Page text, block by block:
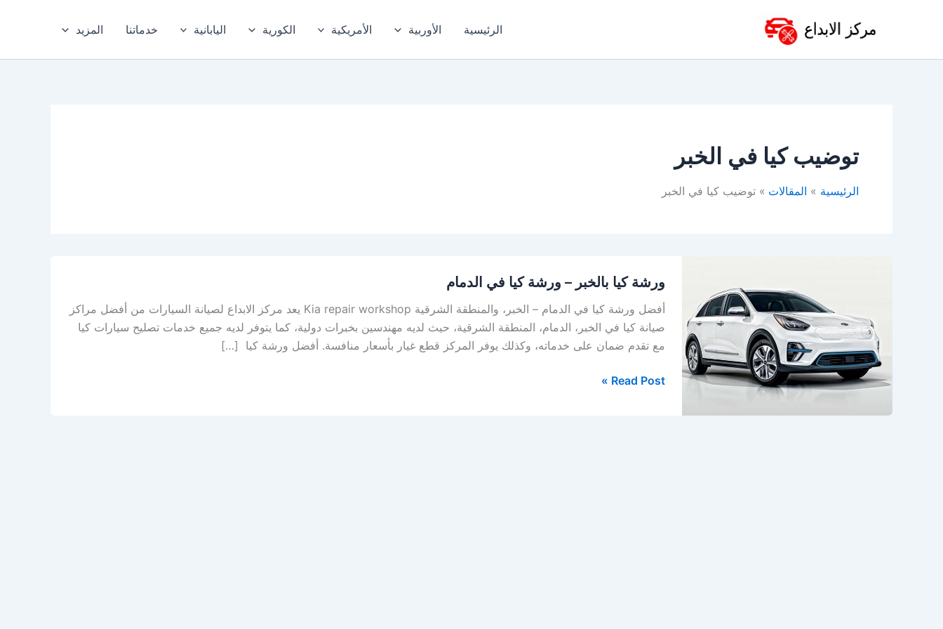
الرئيسية الأوربية الأمريكية الكورية اليابانية خدماتنا المزيد
توضيب كيا في الخبر
الرئيسية المقالات توضيب كيا في الخبر
ورشة كيا بالخبر – ورشة كيا في الدمام
أفضل ورشة كيا في الدمام – الخبر، والمنطقة الشرقية Kia repair workshop يعد مركز الابداع لصيانة السيارات من أفضل مراكز
صيانة كيا في الخبر، الدمام، المنطقة الشرقية، حيث لديه مهندسين بخبرات دولية، كما يتوفر لديه جميع خدمات تصليح سيارات كيا
مع تقدم ضمان على خدماته، وكذلك يوفر المركز قطع غيار بأسعار منافسة. أفضل ورشة كيا […]
كيا
بالخبر
ورشة
كيا
في
Read Post »